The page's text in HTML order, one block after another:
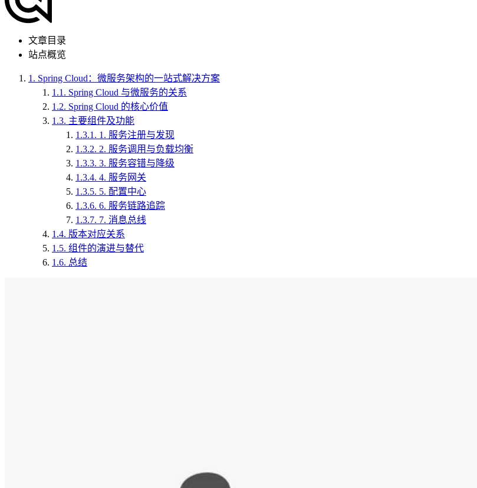
文章目录
站点概览
1. Spring Cloud：微服务架构的一站式解决方案
1.1. Spring Cloud 与微服务的关系
1.2. Spring Cloud 的核心价值
1.3. 主要组件及功能
1.3.1. 1. 服务注册与发现
1.3.2. 2. 服务调用与负载均衡
1.3.3. 3. 服务容错与降级
1.3.4. 4. 服务网关
1.3.5. 5. 配置中心
1.3.6. 6. 服务链路追踪
1.3.7. 7. 消息总线
1.4. 版本对应关系
1.5. 组件的演进与替代
1.6. 总结